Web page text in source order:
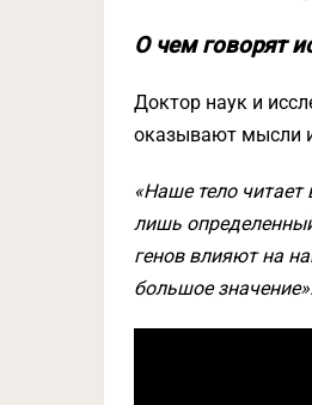
О чем говорят
Доктор наук и
оказывают мысли
«Наше тело
лишь
генов влияют на
большое значение».